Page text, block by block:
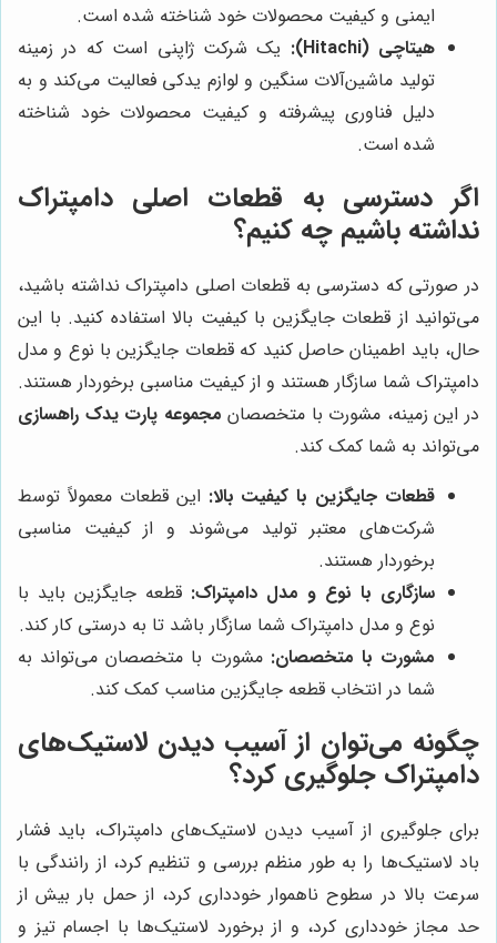
ایمنی و کیفیت محصولات خود شناخته شده است.
هیتاچی (Hitachi):
یک شرکت ژاپنی است که در زمینه
تولید ماشین‌آلات سنگین و لوازم یدکی فعالیت می‌کند و به
دلیل فناوری پیشرفته و کیفیت محصولات خود شناخته
شده است.
اگر دسترسی به قطعات اصلی دامپتراک
نداشته باشیم چه کنیم؟
در صورتی که دسترسی به قطعات اصلی دامپتراک نداشته باشید،
می‌توانید از قطعات جایگزین با کیفیت بالا استفاده کنید. با این
حال، باید اطمینان حاصل کنید که قطعات جایگزین با نوع و مدل
دامپتراک شما سازگار هستند و از کیفیت مناسبی برخوردار هستند.
در این زمینه، مشورت با متخصصان مجموعه پارت یدک راهسازی
می‌تواند به شما کمک کند.
قطعات جایگزین با کیفیت بالا: این قطعات معمولاً توسط
شرکت‌های معتبر تولید می‌شوند و از کیفیت مناسبی
برخوردار هستند.
سازگاری با نوع و مدل دامپتراک: قطعه جایگزین باید با
نوع و مدل دامپتراک شما سازگار باشد تا به درستی کار کند.
مشورت با متخصصان: مشورت با متخصصان می‌تواند به
شما در انتخاب قطعه جایگزین مناسب کمک کند.
چگونه می‌توان از آسیب دیدن لاستیک‌های
دامپتراک جلوگیری کرد؟
برای جلوگیری از آسیب دیدن لاستیک‌های دامپتراک، باید فشار
باد لاستیک‌ها را به طور منظم بررسی و تنظیم کرد، از رانندگی با
سرعت بالا در سطوح ناهموار خودداری کرد، از حمل بار بیش از
حد مجاز خودداری کرد، و از برخورد لاستیک‌ها با اجسام تیز و